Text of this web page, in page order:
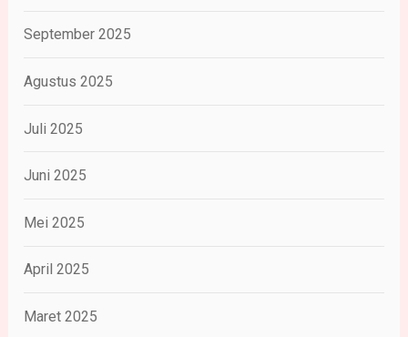
September 2025
Agustus 2025
Juli 2025
Juni 2025
Mei 2025
April 2025
Maret 2025